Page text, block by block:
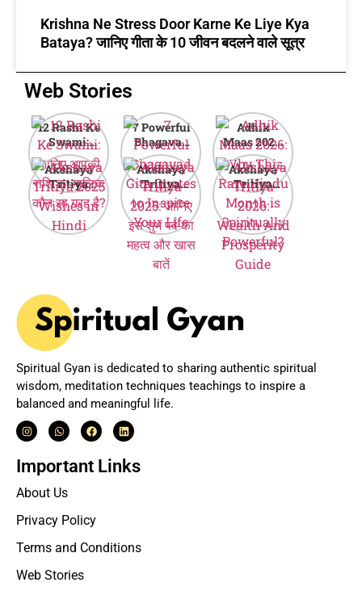
Krishna Ne Stress Door Karne Ke Liye Kya
Bataya? जानिए गीता के 10 जीवन बदलने वाले सूत्र
Web Stories
12 Rashi Ke
Swami:
जानिए आपकी
राशि का मालिक
कौन सा ग्रह है?
7 Powerful
Bhagavad
Gita Quotes
to Inspire
Your Life
Adhik
Maas 2026:
Why This
Rare Hindu
Month is
Spiritually
Powerful?
Akshaya
Tritiya
2025
Wishes in
Hindi
Akshaya
Tritiya
2025: जानिए
इस शुभ पर्व का
महत्व और खास
बातें
Akshaya
Tritiya
2026:
Wealth And
Prosperity
Guide
Spiritual Gyan is dedicated to sharing authentic spiritual
wisdom, meditation techniques teachings to inspire a
balanced and meaningful life.
Important Links
About Us
Privacy Policy
Terms and Conditions
Web Stories